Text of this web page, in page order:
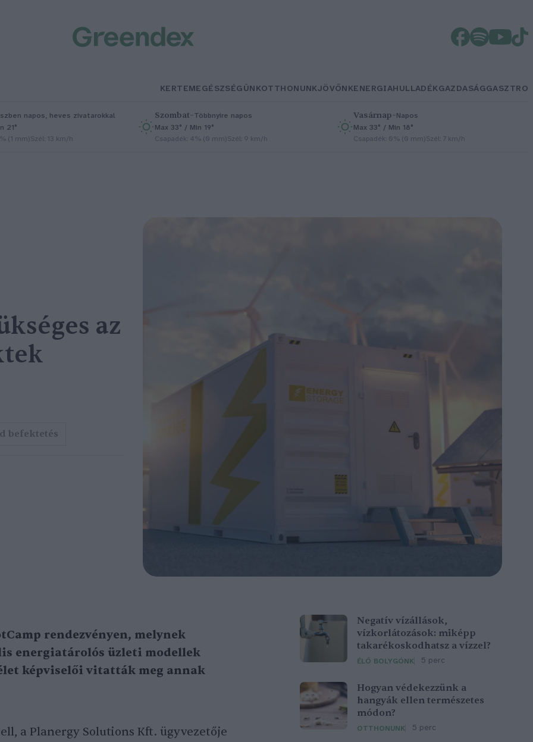
KERTEMEGÉSZSÉGÜNKOTTHONUNKJÖVŐNKENERGIAHULLADÉKGAZDASÁGGASZTRO
napos, heves zivatarokkal
21°
(1 mm)Szél: 13 km/h
Szombat–Többnyire napos
Max 33° / Min 19°
Csapadék: 4% (0 mm)Szél: 9 km/h
Vasárnap–Napos
Max 33° / Min 18°
Csapadék: 0% (0 mm)Szél: 7 km/h
az
befektetés
rendezvényen, melynek
energiatárolós üzleti modellek
képviselői vitatták meg annak
a Planergy Solutions Kft. ügyvezetője
Negatív vízállások,
vízkorlátozások: miképp
takarékoskodhatsz a vízzel?
ÉLŐ BOLYGÓNK 5 perc
Hogyan védekezzünk a
hangyák ellen természetes
módon?
OTTHONUNK 5 perc